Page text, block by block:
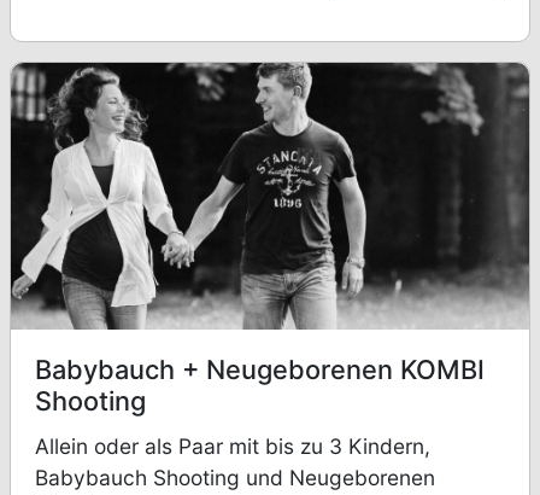
Babybauch + Neugeborenen KOMBI
Shooting
Allein oder als Paar mit bis zu 3 Kindern,
Babybauch Shooting und Neugeborenen